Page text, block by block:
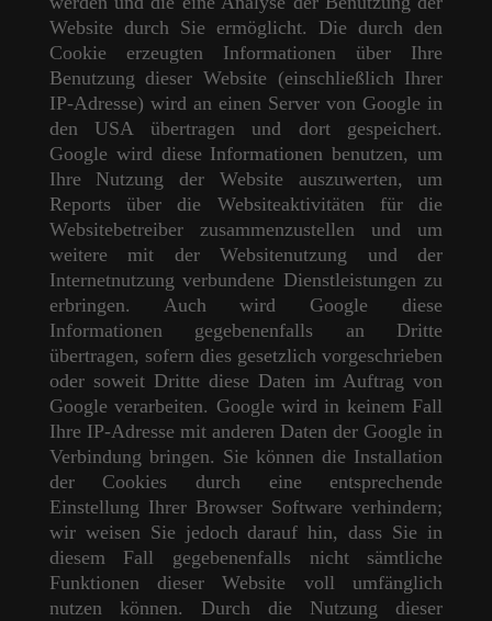
Website durch Sie ermöglicht. Die durch den
Cookie erzeugten Informationen über Ihre
Benutzung dieser Website (einschließlich Ihrer
IP-Adresse) wird an einen Server von Google in
den USA übertragen und dort gespeichert.
Google wird diese Informationen benutzen, um
Ihre Nutzung der Website auszuwerten, um
Reports über die Websiteaktivitäten für die
Websitebetreiber zusammenzustellen und um
weitere mit der Websitenutzung und der
Internetnutzung verbundene Dienstleistungen zu
erbringen. Auch wird Google diese
Informationen gegebenenfalls an Dritte
übertragen, sofern dies gesetzlich vorgeschrieben
oder soweit Dritte diese Daten im Auftrag von
Google verarbeiten. Google wird in keinem Fall
Ihre IP-Adresse mit anderen Daten der Google in
Verbindung bringen. Sie können die Installation
der Cookies durch eine entsprechende
Einstellung Ihrer Browser Software verhindern;
wir weisen Sie jedoch darauf hin, dass Sie in
diesem Fall gegebenenfalls nicht sämtliche
Funktionen dieser Website voll umfänglich
nutzen können. Durch die Nutzung dieser